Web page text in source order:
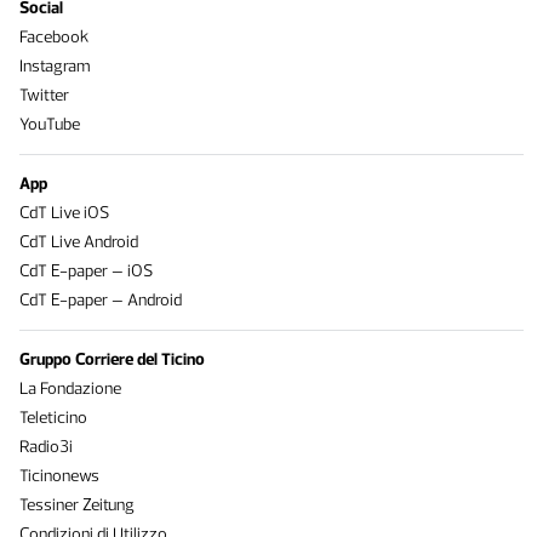
Social
Facebook
Instagram
Twitter
YouTube
App
CdT Live iOS
CdT Live Android
CdT E-paper – iOS
CdT E-paper – Android
Gruppo Corriere del Ticino
La Fondazione
Teleticino
Radio3i
Ticinonews
Tessiner Zeitung